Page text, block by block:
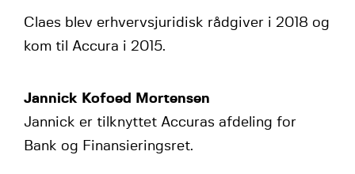
Claes blev erhvervsjuridisk rådgiver i 2018 og
kom til Accura i 2015.
Jannick Kofoed Mortensen
Jannick er tilknyttet Accuras afdeling for
Bank og Finansieringsret.